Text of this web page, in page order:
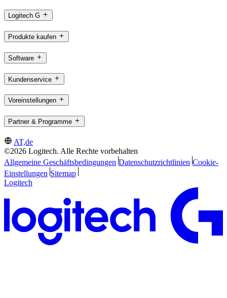
Logitech G
Produkte kaufen
Software
Kundenservice
Voreinstellungen
Partner & Programme
AT,de
©2026 Logitech. Alle Rechte vorbehalten
Allgemeine Geschäftsbedingungen Datenschutzrichtlinien Cookie-
Einstellungen Sitemap
Logitech